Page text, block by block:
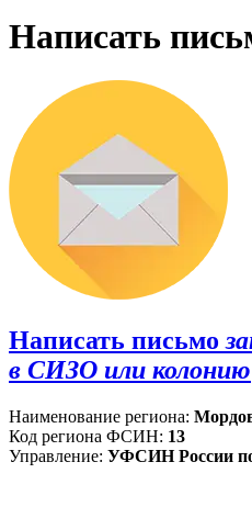
Написать
Написать письмо
в СИЗО или колонию
Наименование региона:
Код региона ФСИН: 13
Управление: УФСИН России